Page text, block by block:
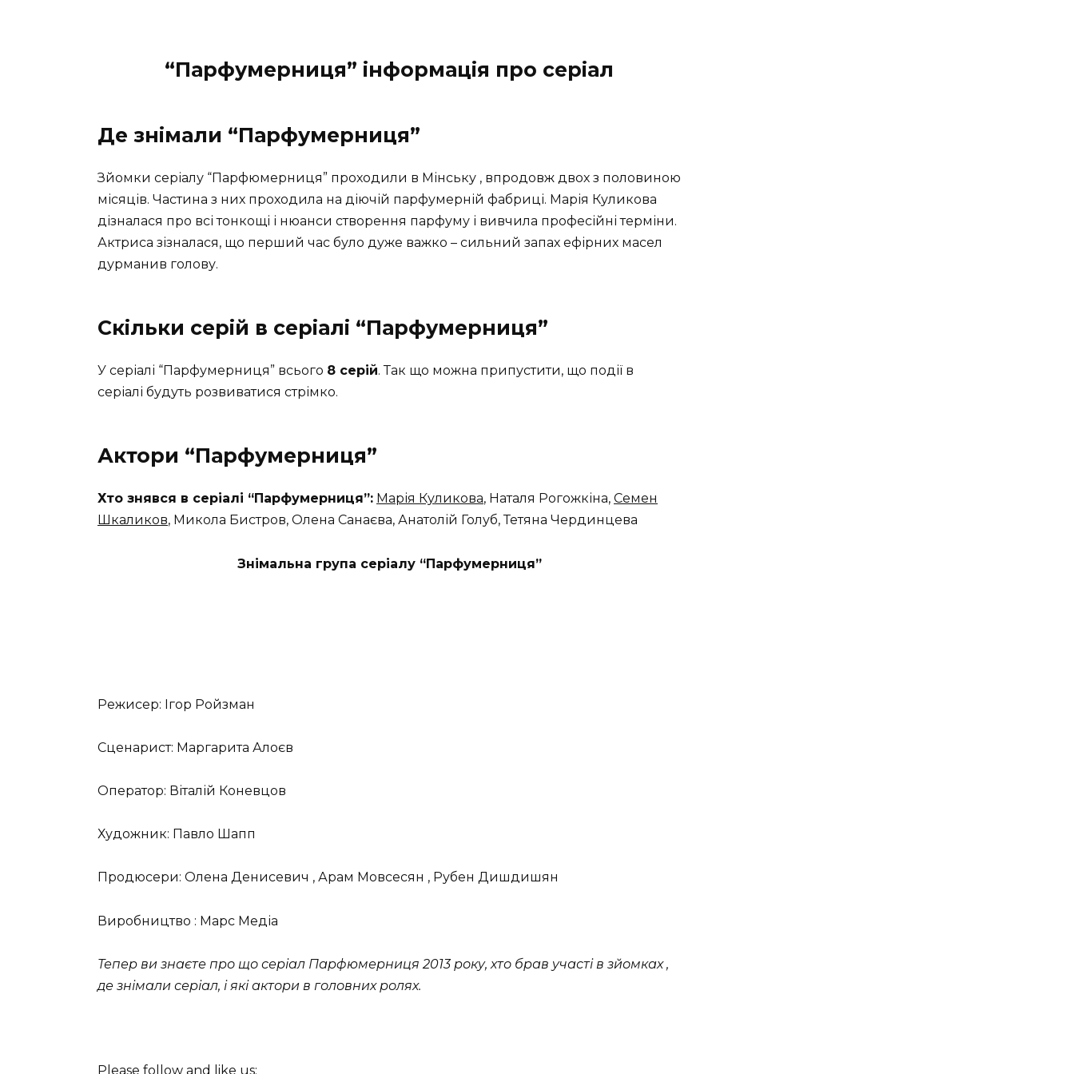
“Парфумерниця” інформація про серіал
Де знімали “Парфумерниця”
Зйомки серіалу “Парфюмерниця” проходили в Мінську , впродовж двох з половиною
місяців. Частина з них проходила на діючій парфумерній фабриці. Марія Куликова
дізналася про всі тонкощі і нюанси створення парфуму і вивчила професійні терміни.
Актриса зізналася, що перший час було дуже важко – сильний запах ефірних масел
дурманив голову.
Скільки серій в серіалі “Парфумерниця”
У серіалі “Парфумерниця” всього 8 серій. Так що можна припустити, що події в
серіалі будуть розвиватися стрімко.
Актори “Парфумерниця”
Хто знявся в серіалі “Парфумерниця”: Марія Куликова, Наталя Рогожкіна, Семен
Шкаликов, Микола Бистров, Олена Санаєва, Анатолій Голуб, Тетяна Чердинцева
Знімальна група серіалу “Парфумерниця”
Режисер: Ігор Ройзман
Сценарист: Маргарита Алоєв
Оператор: Віталій Коневцов
Художник: Павло Шапп
Продюсери: Олена Денисевич , Арам Мовсесян , Рубен Дишдишян
Виробництво : Марс Медіа
Тепер ви знаєте про що серіал Парфюмерниця 2013 року, хто брав участі в зйомках ,
де знімали серіал, і які актори в головних ролях.
Please follow and like us: